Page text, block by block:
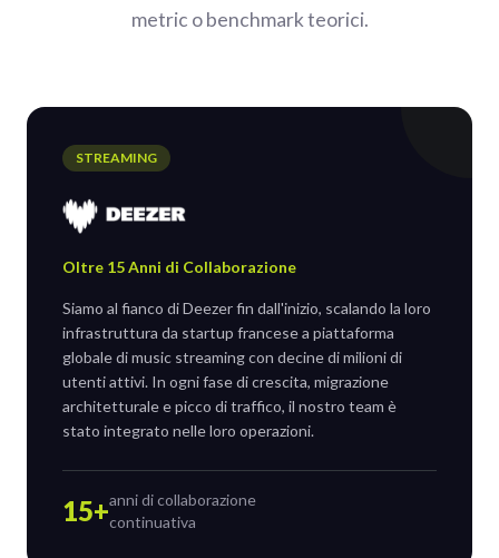
metric o benchmark teorici.
STREAMING
Oltre 15 Anni di Collaborazione
Siamo al fianco di Deezer fin dall'inizio, scalando la loro
infrastruttura da startup francese a piattaforma
globale di music streaming con decine di milioni di
utenti attivi. In ogni fase di crescita, migrazione
architetturale e picco di traffico, il nostro team è
stato integrato nelle loro operazioni.
15+anni di collaborazione
continuativa